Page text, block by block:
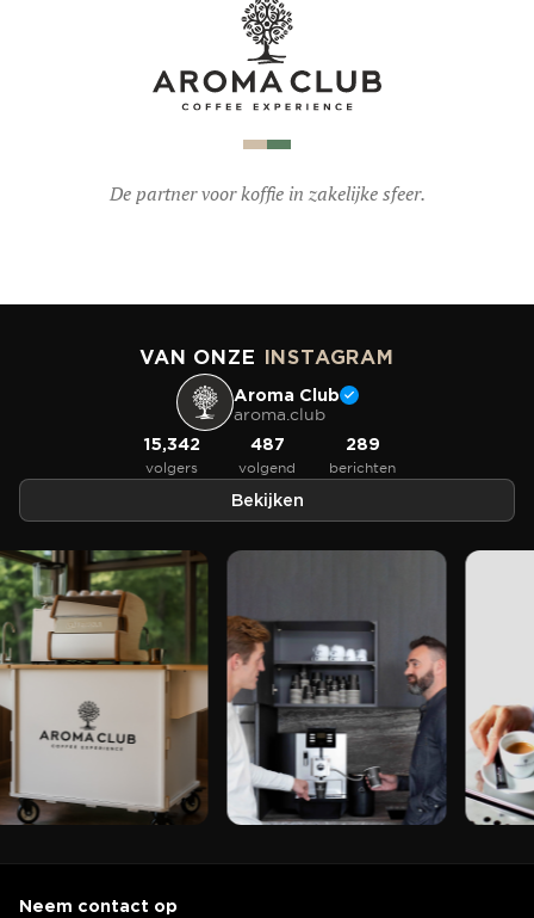
De partner voor koffie in zakelijke sfeer.
VAN ONZE INSTAGRAM
Aroma Club
aroma.club
15,342
volgers
487
volgend
289
berichten
Bekijken
Neem contact op